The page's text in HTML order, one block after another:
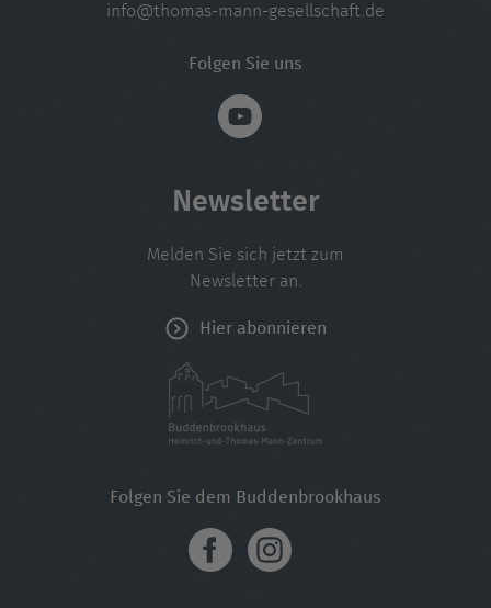
info@thomas-mann-gesellschaft.de
Folgen Sie uns
Newsletter
Melden Sie sich jetzt zum
Newsletter an.
Hier abonnieren
Folgen Sie dem Buddenbrookhaus